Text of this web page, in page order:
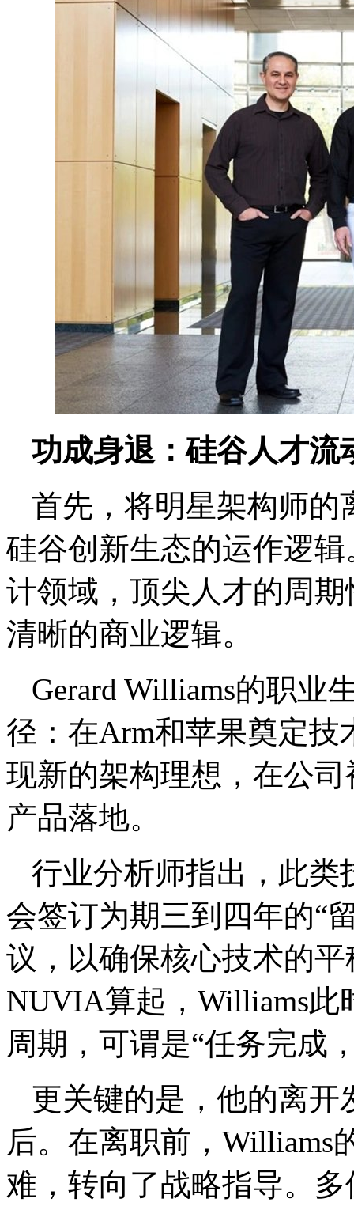
功成身退：硅谷人才流
首先，将明星架构师的
硅谷创新生态的运作逻
计领域，顶尖人才的周
清晰的商业逻辑。
Gerard Williams的职业
径：在Arm和苹果奠定
现新的架构理想，在公
产品落地。
行业分析师指出，此类
会签订为期三到四年的“
议，以确保核心技术的
NUVIA算起，Williams此
周期，可谓是“任务完成
更关键的是，他的离开
后。在离职前，Williams
难，转向了战略指导。